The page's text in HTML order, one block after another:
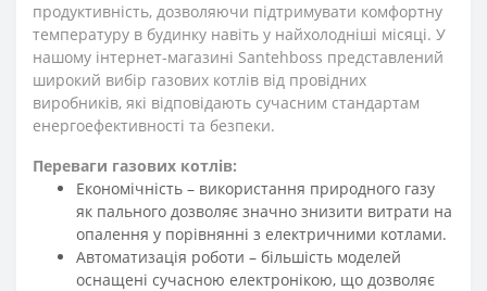
продуктивність, дозволяючи підтримувати комфортну
температуру в будинку навіть у найхолодніші місяці. У
нашому інтернет-магазині Santehboss представлений
широкий вибір газових котлів від провідних
виробників, які відповідають сучасним стандартам
енергоефективності та безпеки.
Переваги газових котлів:
Економічність – використання природного газу
як пального дозволяє значно знизити витрати на
опалення у порівнянні з електричними котлами.
Автоматизація роботи – більшість моделей
оснащені сучасною електронікою, що дозволяє